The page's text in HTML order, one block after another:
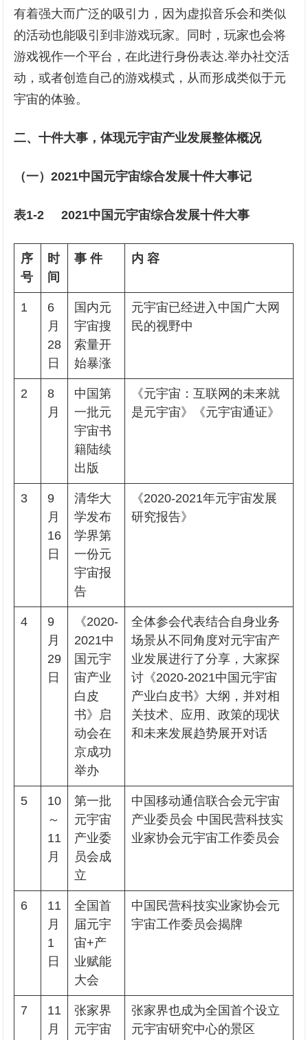
有着强大而广泛的吸引力，因为虚拟音乐会和类似
的活动也能吸引到非游戏玩家。同时，玩家也会将
游戏视作一个平台，在此进行身份表达.举办社交活
动，或者创造自己的游戏模式，从而形成类似于元
宇宙的体验。
二、十件大事，体现元宇宙产业发展整体概况
（一）2021中国元宇宙综合发展十件大事记
表1-2 2021中国元宇宙综合发展十件大事
序
号
时
间
事 件 内 容
1
6
月
28
日
国内元
宇宙搜
索量开
始暴涨
元宇宙已经进入中国广大网
民的视野中
2
8
月
中国第
一批元
宇宙书
籍陆续
出版
《元宇宙：互联网的未来就
是元宇宙》《元宇宙通证》
3
9
月
16
日
清华大
学发布
学界第
一份元
宇宙报
告
《2020-2021年元宇宙发展
研究报告》
4
9
月
29
日
《2020-
2021中
国元宇
宙产业
白皮
书》启
动会在
京成功
举办
全体参会代表结合自身业务
场景从不同角度对元宇宙产
业发展进行了分享，大家探
讨《2020-2021中国元宇宙
产业白皮书》大纲，并对相
关技术、应用、政策的现状
和未来发展趋势展开对话
5
10
～
11
月
第一批
元宇宙
产业委
员会成
立
中国移动通信联合会元宇宙
产业委员会 中国民营科技实
业家协会元宇宙工作委员会
6
11
月
1
日
全国首
届元宇
宙+产
业赋能
大会
中国民营科技实业家协会元
宇宙工作委员会揭牌
7
11
月
张家界
元宇宙
张家界也成为全国首个设立
元宇宙研究中心的景区